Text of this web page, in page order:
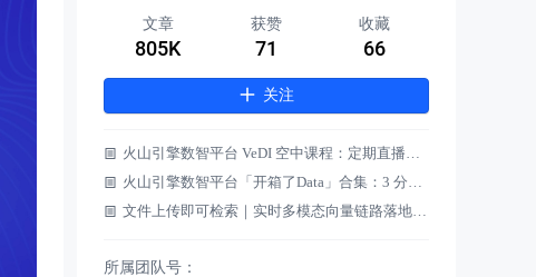
文章
805K
获赞
71
收藏
66
关注
火山引擎数智平台 VeDI 空中课程：定期直播公开课，解锁数据应用新技能！
火山引擎数智平台「开箱了Data」合集：3 分钟吃透核心上新功能
文件上传即可检索｜实时多模态向量链路落地实践分享
所属团队号：